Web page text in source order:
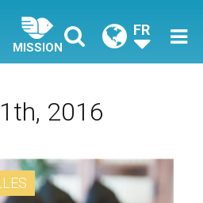
MISSION
FR
2016